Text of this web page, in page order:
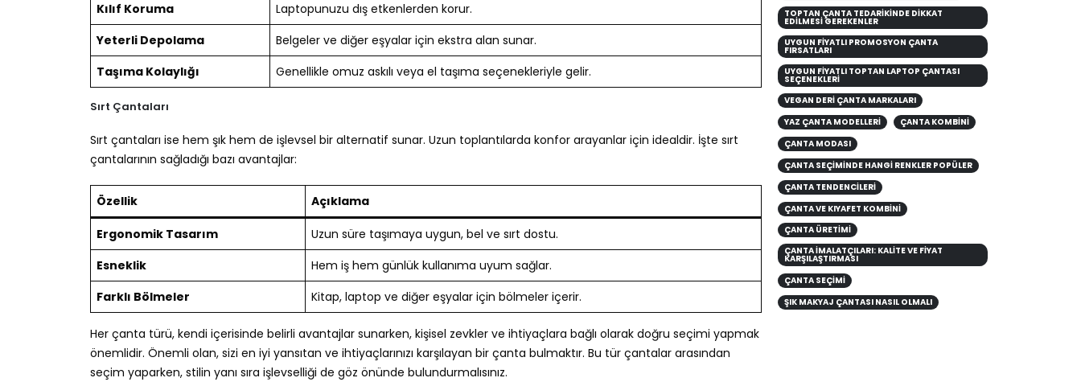
Kılıf Koruma
Laptopunuzu dış etkenlerden korur.
Yeterli Depolama
Belgeler ve diğer eşyalar için ekstra alan sunar.
Taşıma Kolaylığı
Genellikle omuz askılı veya el taşıma seçenekleriyle gelir.
Sırt Çantaları
Sırt çantaları ise hem şık hem de işlevsel bir alternatif sunar. Uzun toplantılarda konfor arayanlar için idealdir. İşte sırt
çantalarının sağladığı bazı avantajlar:
Özellik Açıklama
Ergonomik Tasarım
Uzun süre taşımaya uygun, bel ve sırt dostu.
Esneklik
Hem iş hem günlük kullanıma uyum sağlar.
Farklı Bölmeler
Kitap, laptop ve diğer eşyalar için bölmeler içerir.
Her çanta türü, kendi içerisinde belirli avantajlar sunarken, kişisel zevkler ve ihtiyaçlara bağlı olarak doğru seçimi yapmak
önemlidir. Önemli olan, sizi en iyi yansıtan ve ihtiyaçlarınızı karşılayan bir çanta bulmaktır. Bu tür çantalar arasından
seçim yaparken, stilin yanı sıra işlevselliği de göz önünde bulundurmalısınız.
TOPTAN ÇANTA TEDARIKINDE DIKKAT
EDILMESI GEREKENLER
UYGUN FIYATLI PROMOSYON ÇANTA
FIRSATLARI
UYGUN FIYATLI TOPTAN LAPTOP ÇANTASI
SEÇENEKLERI
VEGAN DERI ÇANTA MARKALARI
YAZ ÇANTA MODELLERİ
ÇANTA KOMBINI
ÇANTA MODASI
ÇANTA SEÇIMINDE HANGI RENKLER POPÜLER
ÇANTA TENDENCILERI
ÇANTA VE KIYAFET KOMBINI
ÇANTA ÜRETİMİ
ÇANTA İMALATÇILARI: KALITE VE FIYAT
KARŞILAŞTIRMASI
ÇANTA SEÇIMI
ŞIK MAKYAJ ÇANTASI NASIL OLMALI